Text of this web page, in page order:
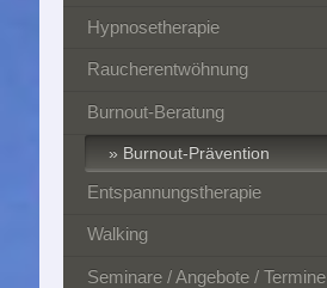
Hypnosetherapie
Raucherentwöhnung
Burnout-Beratung
Burnout-Prävention
Entspannungstherapie
Walking
Seminare / Angebote / Termine